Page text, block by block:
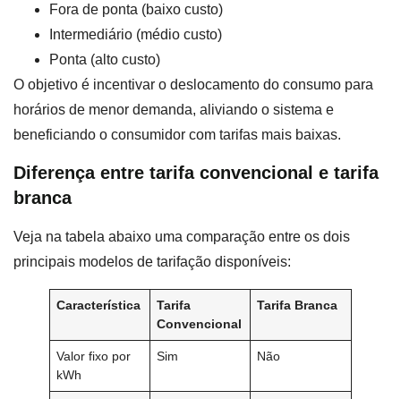
Fora de ponta (baixo custo)
Intermediário (médio custo)
Ponta (alto custo)
O objetivo é incentivar o deslocamento do consumo para
horários de menor demanda, aliviando o sistema e
beneficiando o consumidor com tarifas mais baixas.
Diferença entre tarifa convencional e tarifa
branca
Veja na tabela abaixo uma comparação entre os dois
principais modelos de tarifação disponíveis:
Característica
Tarifa
Convencional
Tarifa Branca
Valor fixo por
kWh
Sim Não